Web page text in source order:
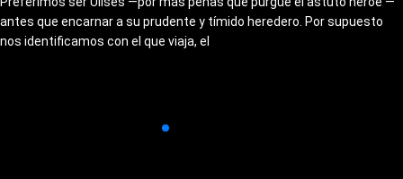
antes que encarnar a su prudente y tímido heredero. Por supuesto
nos identificamos con el que viaja, el